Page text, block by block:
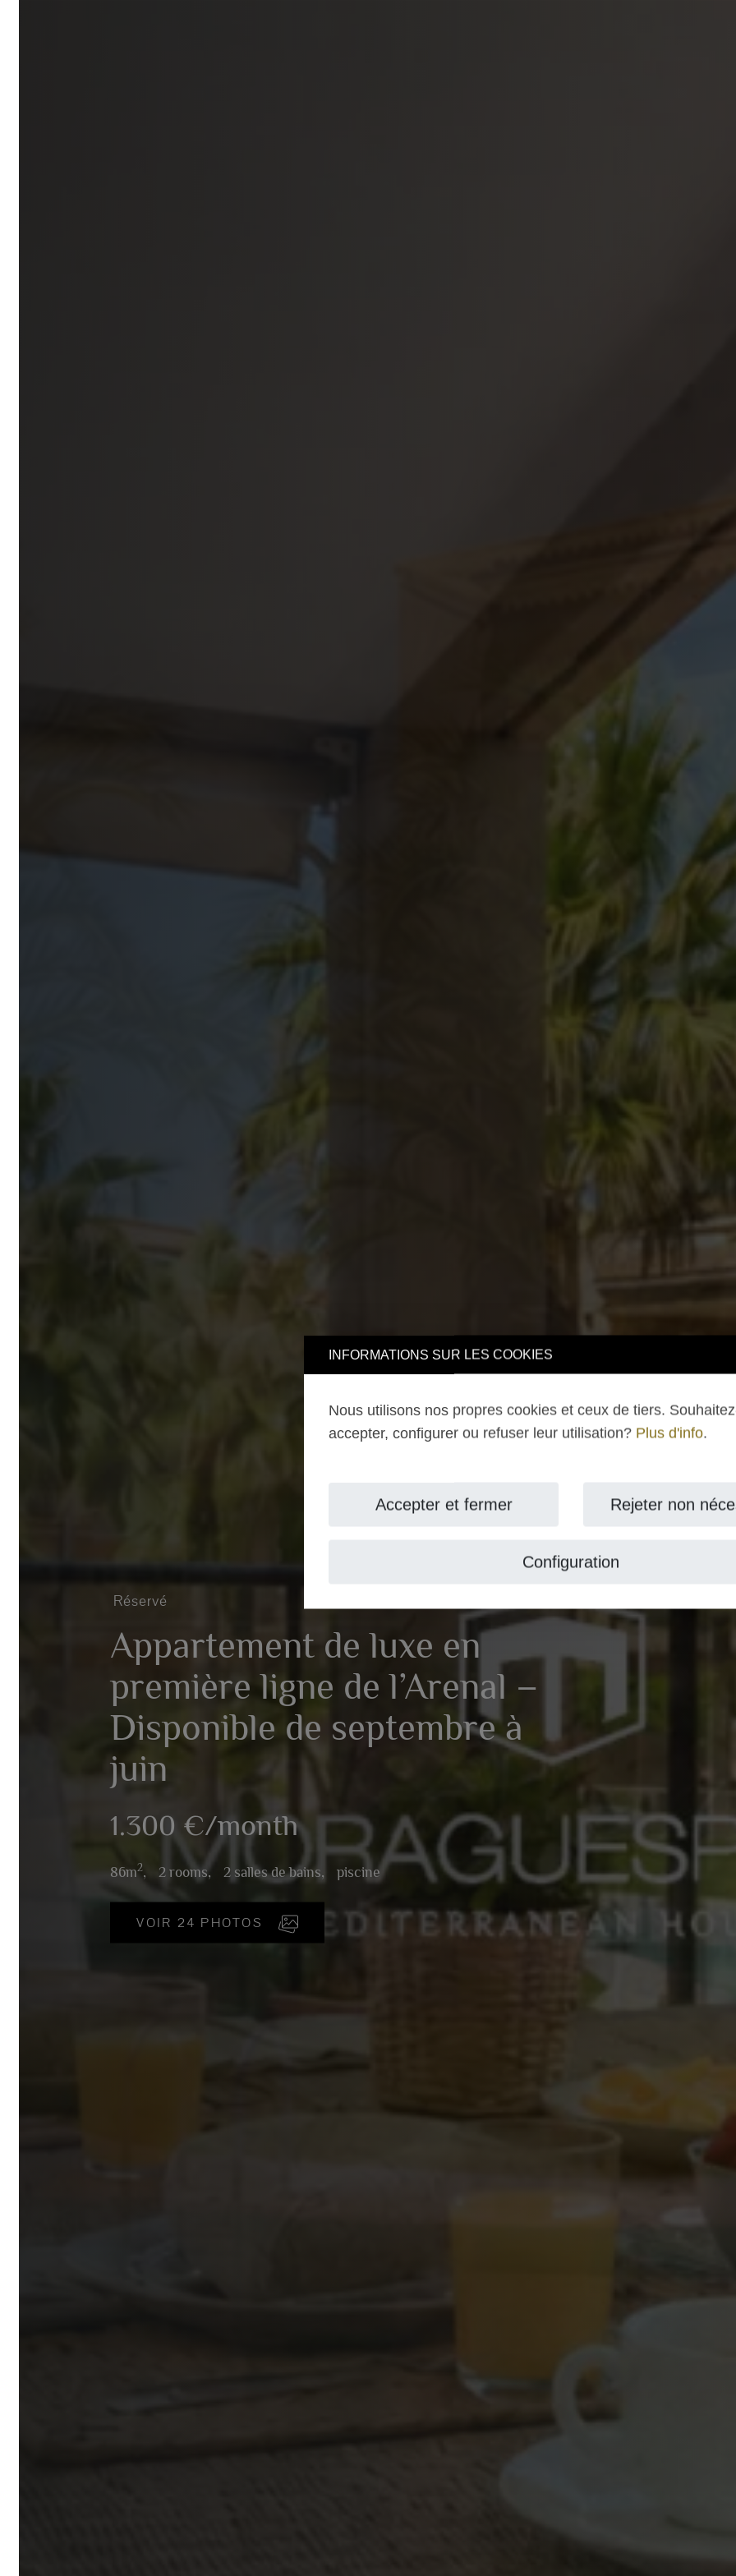
INFORMATIONS SUR LES COOKIES
Nous utilisons nos propres cookies et ceux de tiers. Souhaitez-
accepter, configurer ou refuser leur utilisation?Plus d'info.
Accepter et fermer Rejeter non
Configuration
Réservé
Appartement de luxe en
première ligne de l’Arenal –
Disponible de septembre à
juin
1.300 €/month
86m2, 2 rooms, 2 salles de bains, piscine
VOIR 24 PHOTOS